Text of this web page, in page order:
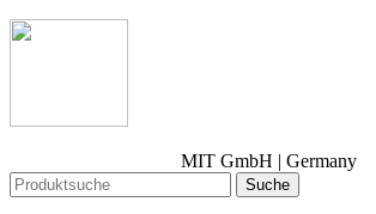
MIT GmbH | Germany
Suche